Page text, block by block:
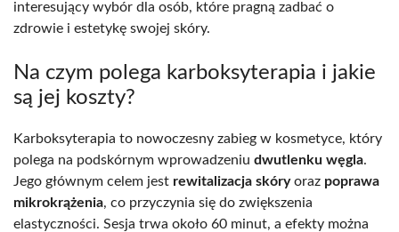
interesujący wybór dla osób, które pragną zadbać o
zdrowie i estetykę swojej skóry.
Na czym polega karboksyterapia i jakie
są jej koszty?
Karboksyterapia to nowoczesny zabieg w kosmetyce, który
polega na podskórnym wprowadzeniu dwutlenku węgla.
Jego głównym celem jest rewitalizacja skóryoraz poprawa
mikrokrążenia, co przyczynia się do zwiększenia
elastyczności. Sesja trwa około 60 minut, a efekty można